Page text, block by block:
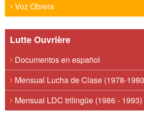
Voz Obrera
Lutte Ouvrière
Documentos en español
Mensual Lucha de Clase (1978-
Mensual LDC trilingüe (1986 - 1993)